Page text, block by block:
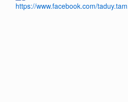
https://www.facebook.com/